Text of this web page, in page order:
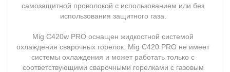
самозащитной проволокой с использованием или без
использования защитного газа.
Mig C420w PRO оснащен жидкостной системой
охлаждения сварочных горелок. Mig C420 PRO не имеет
системы охлаждения и может работать только с
соответствующими сварочными горелками с газовым